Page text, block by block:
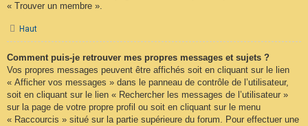
« Trouver un membre ».
Haut
Comment puis-je retrouver mes propres messages et sujets ?
Vos propres messages peuvent être affichés soit en cliquant sur le lien
« Afficher vos messages » dans le panneau de contrôle de l’utilisateur,
soit en cliquant sur le lien « Rechercher les messages de l’utilisateur »
sur la page de votre propre profil ou soit en cliquant sur le menu
« Raccourcis » situé sur la partie supérieure du forum. Pour effectuer une